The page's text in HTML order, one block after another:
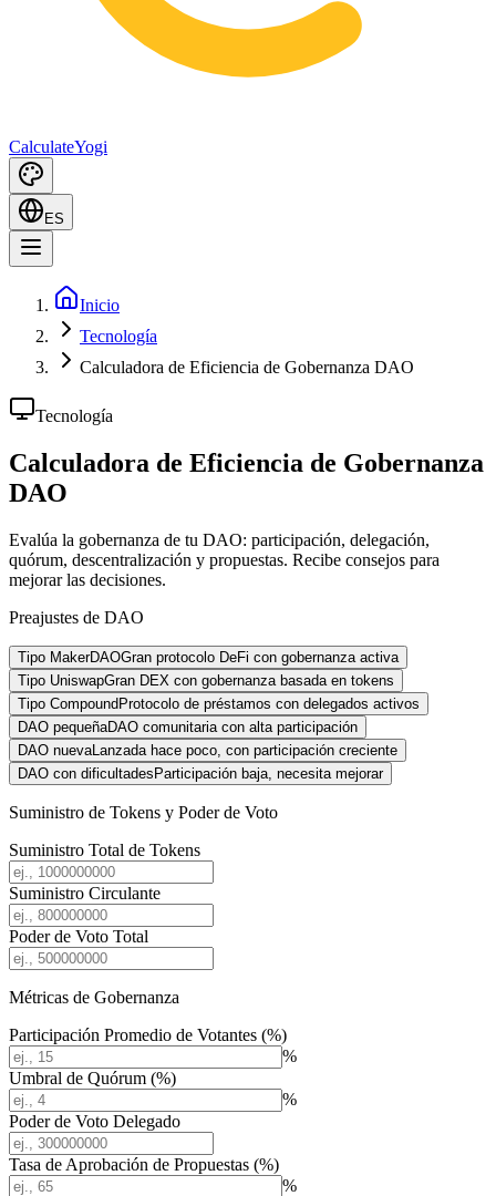
CalculateYogi
ES
Inicio
Tecnología
Calculadora de Eficiencia de Gobernanza DAO
Tecnología
Calculadora de Eficiencia de Gobernanza
DAO
Evalúa la gobernanza de tu DAO: participación, delegación,
quórum, descentralización y propuestas. Recibe consejos para
mejorar las decisiones.
Preajustes de DAO
Tipo MakerDAOGran protocolo DeFi con gobernanza activa
Tipo UniswapGran DEX con gobernanza basada en tokens
Tipo CompoundProtocolo de préstamos con delegados activos
DAO pequeñaDAO comunitaria con alta participación
DAO nuevaLanzada hace poco, con participación creciente
DAO con dificultadesParticipación baja, necesita mejorar
Suministro de Tokens y Poder de Voto
Suministro Total de Tokens
Suministro Circulante
Poder de Voto Total
Métricas de Gobernanza
Participación Promedio de Votantes (%)
%
Umbral de Quórum (%)
%
Poder de Voto Delegado
Tasa de Aprobación de Propuestas (%)
%